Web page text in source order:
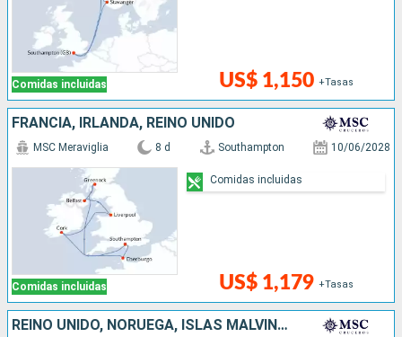
Comidas incluidas US$ 1,150 +Tasas
FRANCIA, IRLANDA, REINO UNIDO
Comidas incluidas
MSC Meraviglia 8 d Southampton 10/06/2028
US$ 1,179 +Tasas
Comidas incluidas
REINO UNIDO, NORUEGA, ISLAS MALVINAS